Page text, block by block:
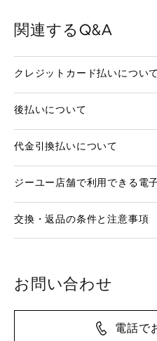
関連するQ&A
クレジットカード払いについて
後払いについて
代金引換払いについて
ジーユー店舗で利用できる電
交換・返品の条件と注意事項
お問い合わせ
電話で